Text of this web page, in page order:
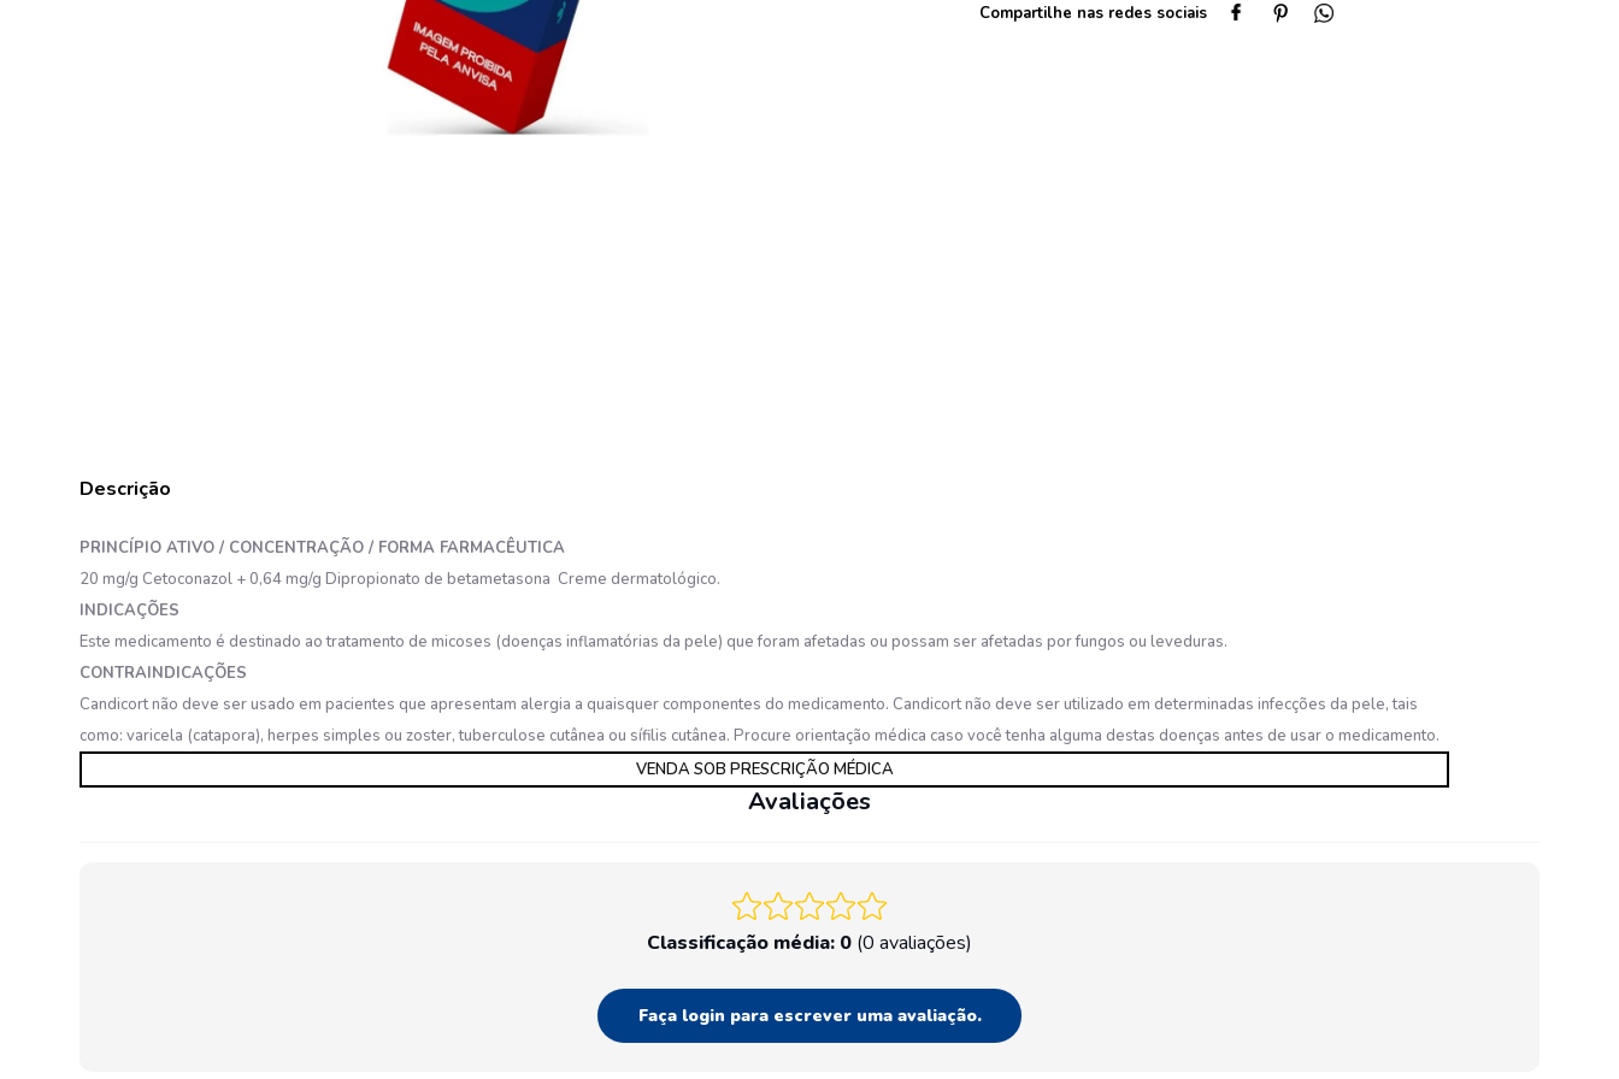
PRINCÍPIO ATIVO / CONCENTRAÇÃO / FORMA FARMACÊUTICA
20 mg/g Cetoconazol + 0,64 mg/g Dipropionato de betametasona Creme dermatológico.
INDICAÇÕES
Este medicamento é destinado ao tratamento de micoses (doenças inflamatórias da pele) que foram afetadas ou possam ser afetadas por fungos ou leveduras.
CONTRAINDICAÇÕES
Candicort não deve ser usado em pacientes que apresentam alergia a quaisquer componentes do medicamento. Candicort não deve ser utilizado em determinadas infecções da pele, tais
como: varicela (catapora), herpes simples ou zoster, tuberculose cutânea ou sífilis cutânea. Procure orientação médica caso você tenha alguma destas doenças antes de usar o medicamento.
VENDA SOB PRESCRIÇÃO MÉDICA
Avaliações
Classificação média: 0 (0 avaliações)
Faça login para escrever uma avaliação.